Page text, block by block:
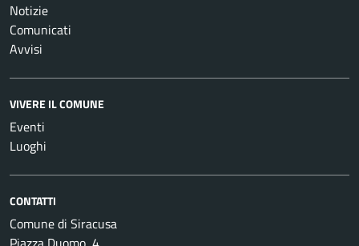
Notizie
Comunicati
Avvisi
VIVERE IL COMUNE
Eventi
Luoghi
CONTATTI
Comune di Siracusa